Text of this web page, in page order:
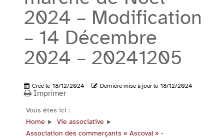
2024 – Modification
– 14 Décembre
2024 – 20241205
Créé le 18/12/2024 Dernière mise à jour le 18/12/2024
Imprimer
Vous êtes ici :
Home
Vie associative
Association des commerçants « Ascoval » -